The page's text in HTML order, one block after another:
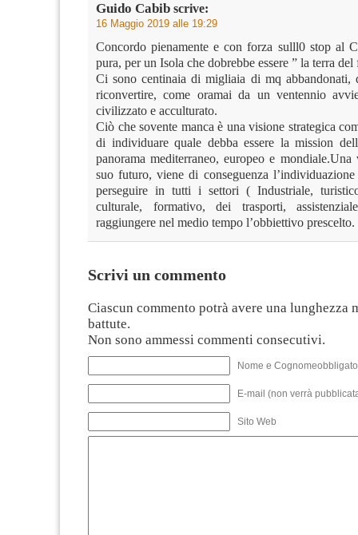
Guido Cabib scrive:
16 Maggio 2019 alle 19:29
Concordo pienamente e con forza sulll0 stop al
pura, per un Isola che dobrebbe essere ” la terra
Ci sono centinaia di migliaia di mq abbandonati,
riconvertire, come oramai da un ventennio
civilizzato e acculturato.
Ciò che sovente manca è una visione strategica
di individuare quale debba essere la mission
panorama mediterraneo, europeo e
suo futuro, viene di conseguenza
perseguire in tutti i settori ( Industriale,
culturale, formativo, dei trasporti,
raggiungere nel medio tempo l’obbiettivo prescelto.
Scrivi un commento
Ciascun commento potrà avere una lunghezza
battute.
Non sono ammessi commenti consecutivi.
Nome e
E-mail (non verrà
Sito Web